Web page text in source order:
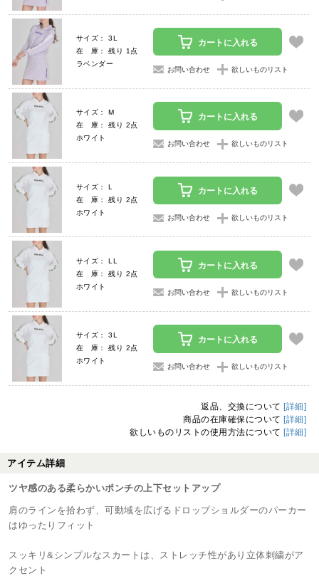
サイズ： 3L
在 庫： 残り 1点
ラベンダー
カートに入れる
お問い合わせ 欲しいものリスト
サイズ： M
在 庫： 残り 2点
ホワイト
カートに入れる
お問い合わせ 欲しいものリスト
サイズ： L
在 庫： 残り 2点
ホワイト
カートに入れる
お問い合わせ 欲しいものリスト
サイズ： LL
在 庫： 残り 2点
ホワイト
カートに入れる
お問い合わせ 欲しいものリスト
サイズ： 3L
在 庫： 残り 2点
ホワイト
カートに入れる
お問い合わせ 欲しいものリスト
返品、交換について [詳細]
商品の在庫確保について [詳細]
欲しいものリストの使用方法について [詳細]
アイテム詳細
ツヤ感のある柔らかいポンチの上下セットアップ
肩のラインを拾わず、可動域を広げるドロップショルダーのパーカー
はゆったりフィット
スッキリ&シンプルなスカートは、ストレッチ性があり立体刺繍がア
クセント